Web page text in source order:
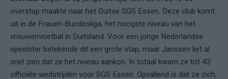
overstap maakte naar het Duitse SGS Essen. Deze club komt
uit in de Frauen-Bundesliga, het hoogste niveau van het
vrouwenvoetbal in Duitsland. Voor een jonge Nederlandse
speelster betekende dit een grote stap, maar Janssen liet al
snel zien dat ze het niveau aankon. In totaal kwam ze tot 42
officiële wedstrijden voor SGS Essen. Opvallend is dat ze zich,